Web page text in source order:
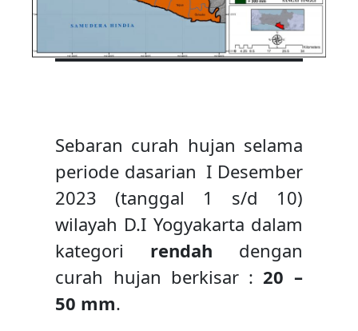
Sebaran curah hujan selama
periode dasarian I Desember
2023 (tanggal 1 s/d 10)
wilayah D.I Yogyakarta dalam
kategori rendah dengan
curah hujan berkisar :20 –
50 mm.